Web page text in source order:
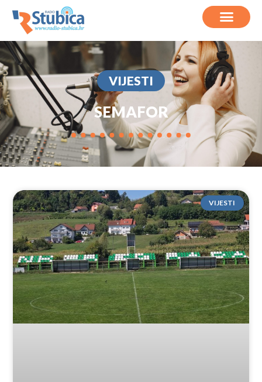
VIJESTI
SEMAFOR
VIJESTI